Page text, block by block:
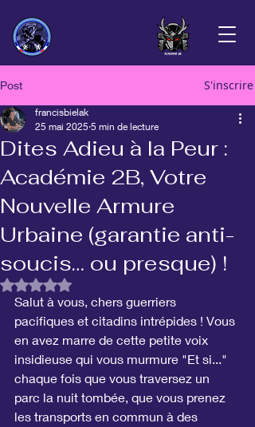
Post S'inscrire
Dites Adieu à la Peur :
Académie 2B, Votre
Nouvelle Armure
Urbaine (garantie anti-
soucis… ou presque) !
francisbielak
25 mai 2025 5 min de lecture
Noté NaN étoiles sur 5.
Salut à vous, chers guerriers
pacifiques et citadins intrépides ! Vous
en avez marre de cette petite voix
insidieuse qui vous murmure "Et si..."
chaque fois que vous traversez un
parc la nuit tombée, que vous prenez
les transports en commun à des